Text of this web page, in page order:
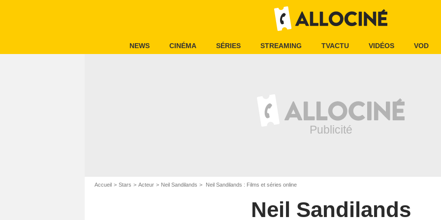
NEWS CINÉMA SÉRIES STREAMING TVACTU VIDÉOS VOD
Accueil Stars Acteur Neil Sandilands Neil Sandilands : Films et séries online
Neil Sandilands